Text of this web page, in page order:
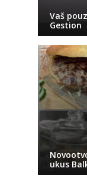
Vaš
Gestion
ukus